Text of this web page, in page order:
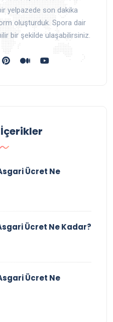
yelpazede son dakika
oluşturduk. Spora dair
bir şekilde ulaşabilirsiniz.
Ücret Ne
Ücret Ne Kadar?
Ücret Ne